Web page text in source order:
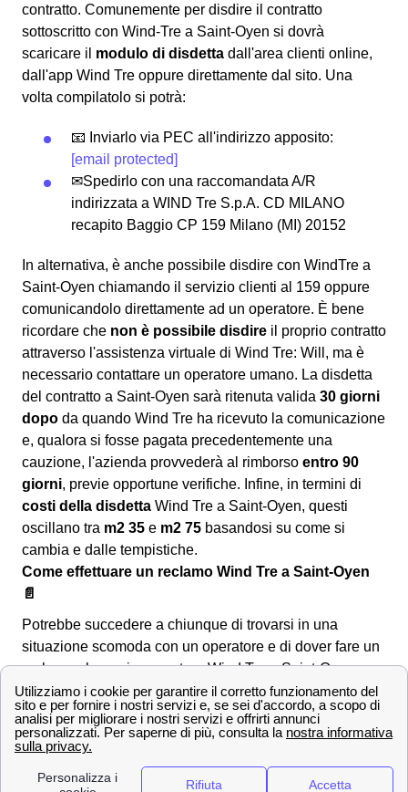
contratto. Comunemente per disdire il contratto
sottoscritto con Wind-Tre a Saint-Oyen si dovrà
scaricare il modulo di disdetta dall'area clienti online,
dall'app Wind Tre oppure direttamente dal sito. Una
volta compilatolo si potrà:
📧 Inviarlo via PEC all'indirizzo apposito:
[email protected]
✉Spedirlo con una raccomandata A/R
indirizzata a WIND Tre S.p.A. CD MILANO
recapito Baggio CP 159 Milano (MI) 20152
In alternativa, è anche possibile disdire con WindTre a
Saint-Oyen chiamando il servizio clienti al 159 oppure
comunicandolo direttamente ad un operatore. È bene
ricordare che non è possibile disdire il proprio contratto
attraverso l'assistenza virtuale di Wind Tre: Will, ma è
necessario contattare un operatore umano. La disdetta
del contratto a Saint-Oyen sarà ritenuta valida 30 giorni
dopo da quando Wind Tre ha ricevuto la comunicazione
e, qualora si fosse pagata precedentemente una
cauzione, l'azienda provvederà al rimborso entro 90
giorni, previe opportune verifiche. Infine, in termini di
costi della disdetta Wind Tre a Saint-Oyen, questi
oscillano tra m2 35 e m2 75 basandosi su come si
cambia e dalle tempistiche.
Come effettuare un reclamo Wind Tre a Saint-Oyen
📄
Potrebbe succedere a chiunque di trovarsi in una
situazione scomoda con un operatore e di dover fare un
reclamo al proprio operatore Wind Tre a Saint-Oyen.
Solitamente un reclamo con Wind a Saint-Oyen è
dovuto a disservizi telefonici o attivazione di servizi non
richiesti dal cliente. Andiamo a vedere gli strumenti che
Wind Tre mette a disposizione dei suoi clienti a Saint-
Oyen per effettuare un reclamo: